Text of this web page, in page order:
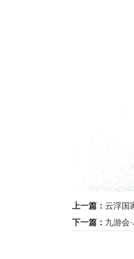
上一篇： 云浮国
下一篇： 九游会